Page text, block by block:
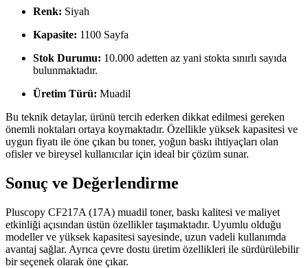
Renk: Siyah
Kapasite: 1100 Sayfa
Stok Durumu: 10.000 adetten az yani stokta sınırlı sayıda
bulunmaktadır.
Üretim Türü: Muadil
Bu teknik detaylar, ürünü tercih ederken dikkat edilmesi gereken
önemli noktaları ortaya koymaktadır. Özellikle yüksek kapasitesi ve
uygun fiyatı ile öne çıkan bu toner, yoğun baskı ihtiyaçları olan
ofisler ve bireysel kullanıcılar için ideal bir çözüm sunar.
Sonuç ve Değerlendirme
Pluscopy CF217A (17A) muadil toner, baskı kalitesi ve maliyet
etkinliği açısından üstün özellikler taşımaktadır. Uyumlu olduğu
modeller ve yüksek kapasitesi sayesinde, uzun vadeli kullanımda
avantaj sağlar. Ayrıca çevre dostu üretim özellikleri ile sürdürülebilir
bir seçenek olarak öne çıkar.